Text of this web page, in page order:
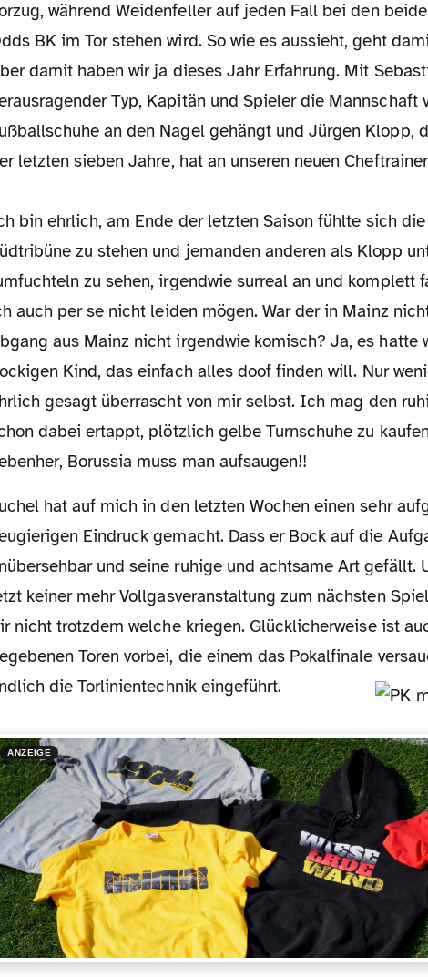
während Weidenfeller auf jeden Fall bei den
BK im Tor stehen wird. So wie es aussieht, geht
damit haben wir ja dieses Jahr Erfahrung. Mit
Typ, Kapitän und Spieler die Mannschaft
an den Nagel gehängt und Jürgen Klopp,
letzten sieben Jahre, hat an unseren neuen
bin ehrlich, am Ende der letzten Saison fühlte sich
zu stehen und jemanden anderen als Klopp
zu sehen, irgendwie surreal an und komplett
auch per se nicht leiden mögen. War der in Mainz
aus Mainz nicht irgendwie komisch? Ja, es hatte
Kind, das einfach alles doof finden will. Nur
gesagt überrascht von mir selbst. Ich mag den
dabei ertappt, plötzlich gelbe Turnschuhe zu
Borussia muss man aufsaugen!!
Eindruck gemacht. Dass er Bock auf die
und seine ruhige und achtsame Art gefällt.
keiner mehr Vollgasveranstaltung zum nächsten
nicht trotzdem welche kriegen. Glücklicherweise ist
Toren vorbei, die einem das Pokalfinale
die Torlinientechnik eingeführt.
ANZEIGE